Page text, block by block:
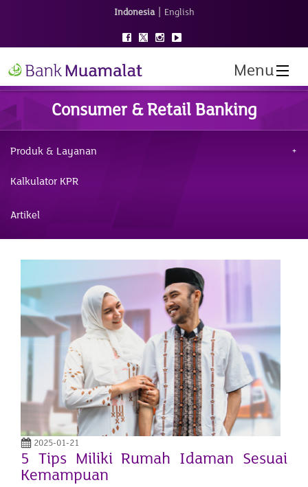
Indonesia | English
Menu
Consumer & Retail Banking
Produk & Layanan
Kalkulator KPR
Artikel
2025-01-21
5 Tips Miliki Rumah Idaman Sesuai
Kemampuan